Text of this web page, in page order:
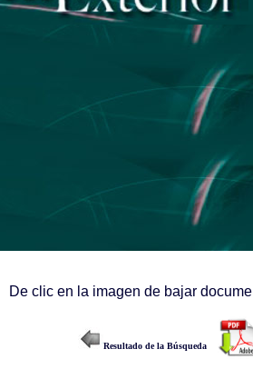
De clic en la imagen de bajar
Resultado de la Búsqueda